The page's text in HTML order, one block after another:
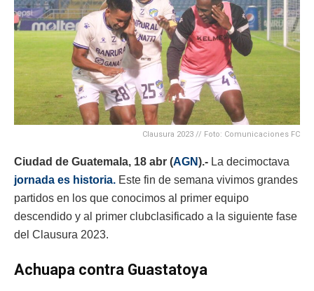
Clausura 2023 // Foto: Comunicaciones FC
Ciudad de Guatemala, 18 abr (AGN).- La decimoctava
jornada es historia. Este fin de semana vivimos grandes
partidos en los que conocimos al primer equipo
descendido y al primer clubclasificado a la siguiente fase
del Clausura 2023.
Achuapa contra Guastatoya